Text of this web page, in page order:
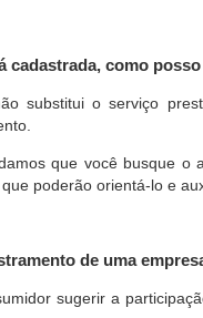
cadastrada, como
substitui o serviço
que você busque o
poderão orientá-lo e
de uma
sugerir a